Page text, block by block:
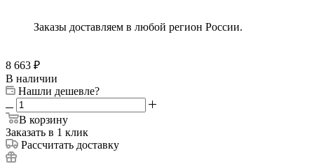
Заказы доставляем в любой регион России.
8 663 ₽
В наличии
Нашли дешевле?
В корзину
Заказать в 1 клик
Рассчитать доставку